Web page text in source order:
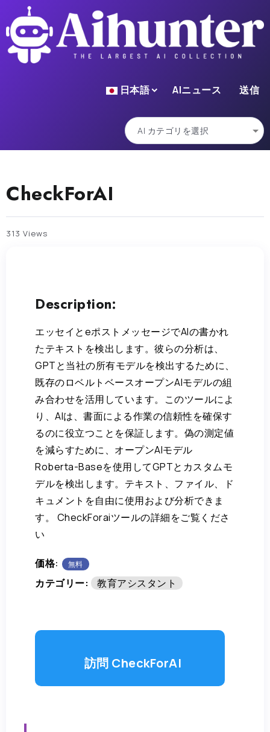
日本語 AIニュース 送信
CheckForAI
313 Views
Description:
エッセイとeポストメッセージでAIの書かれ
たテキストを検出します。彼らの分析は、
GPTと当社の所有モデルを検出するために、
既存のロベルトベースオープンAIモデルの組
み合わせを活用しています。このツールによ
り、AIは、書面による作業の信頼性を確保す
るのに役立つことを保証します。偽の測定値
を減らすために、オープンAIモデル
Roberta-Baseを使用してGPTとカスタムモ
デルを検出します。テキスト、ファイル、ド
キュメントを自由に使用および分析できま
す。 CheckForaiツールの詳細をご覧くださ
い
価格: 無料
カテゴリー: 教育アシスタント
訪問 CheckForAI